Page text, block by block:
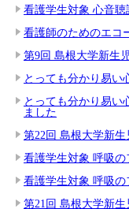
看護学生対象 心音聴
看護師のためのエコ
第9回 島根大学新生
とっても分かり易
とっても分かり易い
ました
第22回 島根大学新
看護学生対象 呼吸の
看護学生対象 呼吸の
第21回 島根大学新